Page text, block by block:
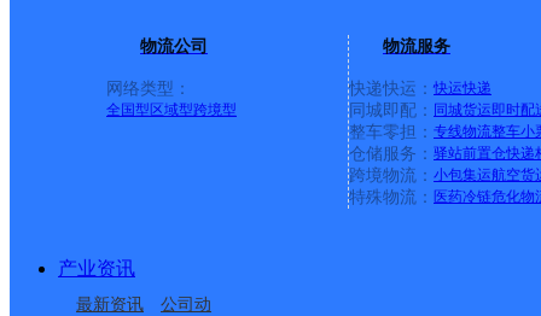
物流公司
网络类型：
全国型 区域型跨境型
物流服务
快递快运： 快运快递
同城即配： 同城货运即时配
整车零担： 专线物流整车小
仓储服务： 驿站前置仓快递
跨境物流： 小包集运航空货
特殊物流： 医药冷链危化物
产业资讯
最新资讯
公司动
区；南环路；留安工业
榜德工业区；环翠路；
中心；溪滨路；新车路
西路；八二三东路；永
镇；天平街道；霞林村